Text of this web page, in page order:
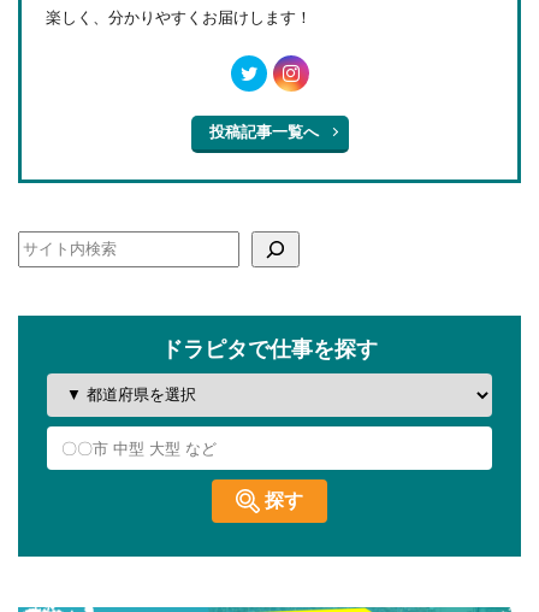
楽しく、分かりやすくお届けします！
投稿記事一覧へ